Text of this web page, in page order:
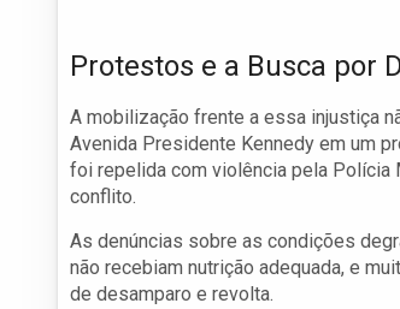
Protestos e a Busca por
A mobilização frente a essa injustiça
Avenida Presidente Kennedy em um
foi repelida com violência pela Polícia
conflito.
As denúncias sobre as condições
não recebiam nutrição adequada, e
de desamparo e revolta.